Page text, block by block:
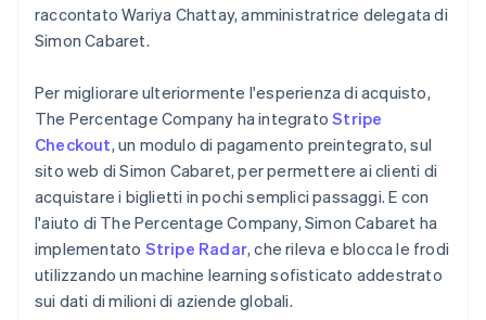
raccontato Wariya Chattay, amministratrice delegata di
Simon Cabaret.
Per migliorare ulteriormente l'esperienza di acquisto,
The Percentage Company ha integratoStripe
Checkout, un modulo di pagamento preintegrato, sul
sito web di Simon Cabaret, per permettere ai clienti di
acquistare i biglietti in pochi semplici passaggi. E con
l'aiuto di The Percentage Company, Simon Cabaret ha
implementato Stripe Radar, che rileva e blocca le frodi
utilizzando un machine learning sofisticato addestrato
sui dati di milioni di aziende globali.